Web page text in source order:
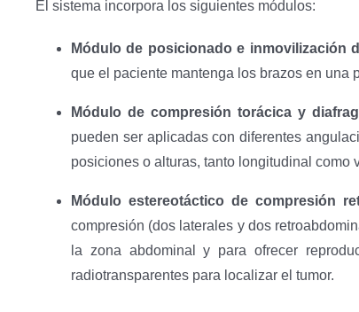
El sistema incorpora los siguientes módulos:
Módulo de posicionado e inmovilización
que el paciente mantenga los brazos en una
Módulo de compresión torácica y
pueden ser aplicadas con diferentes
posiciones o alturas, tanto longitudinal como
Módulo estereotáctico de compresión
compresión (dos laterales y dos
la zona abdominal y para ofrecer
radiotransparentes para localizar el tumor.